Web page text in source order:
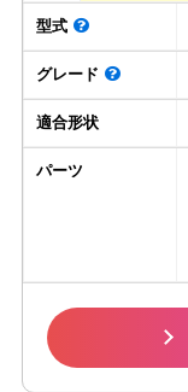
型式
グレード
適合形状
パーツ